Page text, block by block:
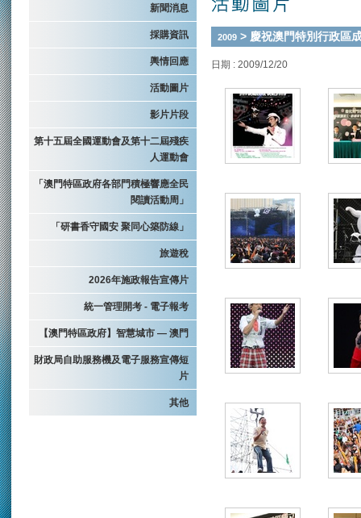
新聞消息
採購資訊
輿情回應
活動圖片
影片片段
第十五屆全國運動會及第十二屆殘疾
人運動會
「澳門特區政府各部門積極響應全民
閱讀活動周」
「研書香守國安 聚同心築防線」
旅遊稅
2026年施政報告宣傳片
統一管理開考 - 電子報考
【澳門特區政府】智慧城市 — 澳門
財政局自助服務機及電子服務宣傳短
片
其他
2009 > 慶祝澳門特別行政區
日期 : 2009/12/20